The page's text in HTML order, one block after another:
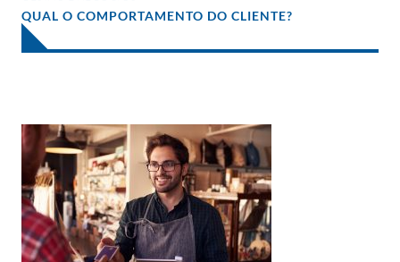
QUAL O COMPORTAMENTO DO CLIENTE?